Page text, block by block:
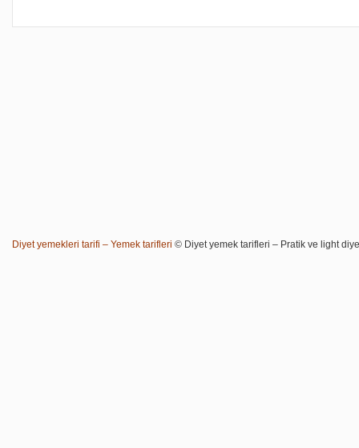
Diyet yemekleri tarifi – Yemek tarifleri © Diyet yemek tarifleri – Pratik ve light